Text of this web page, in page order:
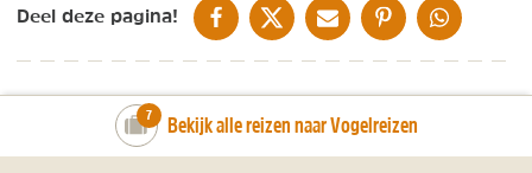
Deel deze pagina! DELEN OP FACEBOOK
DELEN OP XDELEN VIA DE MAIL
DELEN OP PINTEREST
DELEN OP
number_of_trips:
7 Bekijk alle reizen naar Vogelreizen